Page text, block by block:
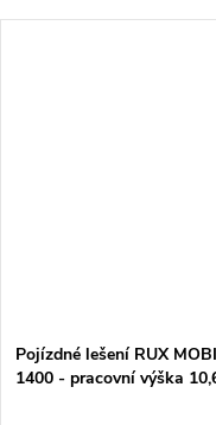
Pojízdné lešení RUX
1400 - pracovní výška